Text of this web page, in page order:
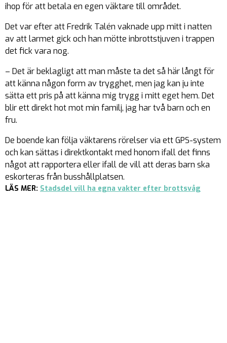
ihop för att betala en egen väktare till området.
Det var efter att Fredrik Talén vaknade upp mitt i natten
av att larmet gick och han mötte inbrottstjuven i trappen
det fick vara nog.
– Det är beklagligt att man måste ta det så här långt för
att känna någon form av trygghet, men jag kan ju inte
sätta ett pris på att känna mig trygg i mitt eget hem. Det
blir ett direkt hot mot min familj, jag har två barn och en
fru.
De boende kan följa väktarens rörelser via ett GPS-system
och kan sättas i direktkontakt med honom ifall det finns
något att rapportera eller ifall de vill att deras barn ska
eskorteras från busshållplatsen.
LÄS MER: Stadsdel vill ha egna vakter efter brottsvåg